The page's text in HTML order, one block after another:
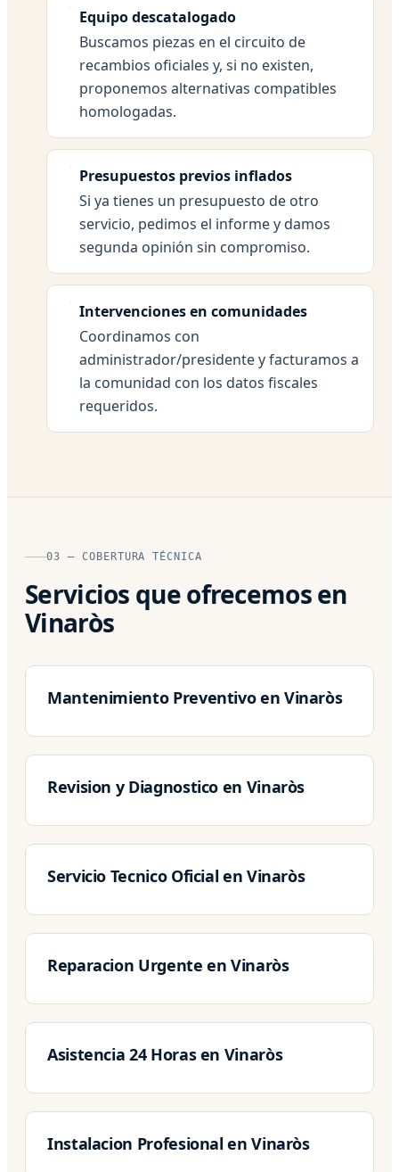
Equipo descatalogado
Buscamos piezas en el circuito de
recambios oficiales y, si no existen,
proponemos alternativas compatibles
homologadas.
Presupuestos previos inflados
Si ya tienes un presupuesto de otro
servicio, pedimos el informe y damos
segunda opinión sin compromiso.
Intervenciones en comunidades
Coordinamos con
administrador/presidente y facturamos a
la comunidad con los datos fiscales
requeridos.
03 — COBERTURA TÉCNICA
Servicios que ofrecemos en
Vinaròs
Mantenimiento Preventivo en Vinaròs
Revision y Diagnostico en Vinaròs
Servicio Tecnico Oficial en Vinaròs
Reparacion Urgente en Vinaròs
Asistencia 24 Horas en Vinaròs
Instalacion Profesional en Vinaròs